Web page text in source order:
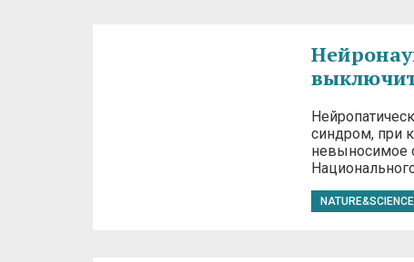
синдром, при
невыносимое
NATURE&SCIENCE